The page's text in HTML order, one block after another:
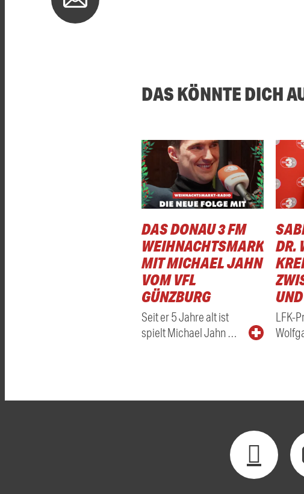
DAS KÖNNTE DICH
DAS DONAU 3 FM
MIT MICHAEL JAHN
VOM VFL
GÜNZBURG
Seit er 5 Jahre alt ist
spielt Michael Jahn …
DR.
LFK-